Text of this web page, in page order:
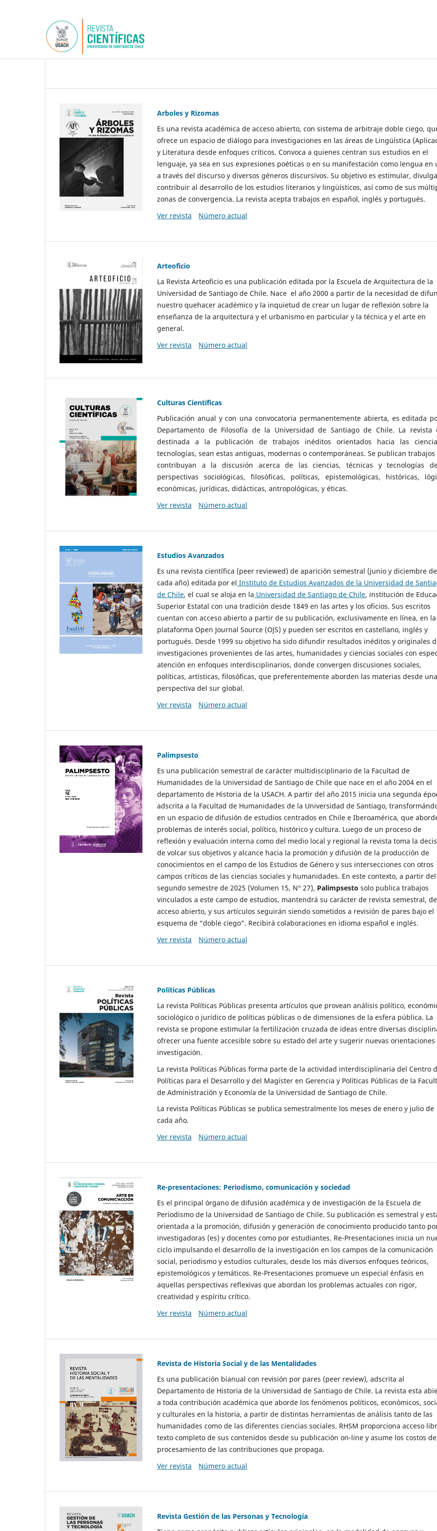
Arboles y Rizomas
Es una revista académica de acceso abierto, con sistema de arbitraje doble ciego,
ofrece un espacio de diálogo para investigaciones en las áreas de Lingüística
y Literatura desde enfoques críticos. Convoca a quienes centran sus estudios en el
lenguaje, ya sea en sus expresiones poéticas o en su manifestación como lengua en
a través del discurso y diversos géneros discursivos. Su objetivo es estimular,
contribuir al desarrollo de los estudios literarios y lingüísticos, así como de sus
zonas de convergencia. La revista acepta trabajos en español, inglés y portugués.
Ver revista
Número actual
Arteoficio
La Revista Arteoficio es una publicación editada por la Escuela de Arquitectura de la
Universidad de Santiago de Chile. Nace el año 2000 a partir de la necesidad de
nuestro quehacer académico y la inquietud de crear un lugar de reflexión sobre la
enseñanza de la arquitectura y el urbanismo en particular y la técnica y el arte en
general.
Ver revista
Número actual
Culturas Científicas
Publicación anual y con una convocatoria permanentemente abierta, es editada
Departamento de Filosofía de la Universidad de Santiago de Chile. La revista
destinada a la publicación de trabajos inéditos orientados hacia las
tecnologías, sean estas antiguas, modernas o contemporáneas. Se publican
contribuyan a la discusión acerca de las ciencias, técnicas y tecnologías
perspectivas sociológicas, filosóficas, políticas, epistemológicas, históricas,
económicas, jurídicas, didácticas, antropológicas, y éticas.
Ver revista
Número actual
Estudios Avanzados
Es una revista científica (peer reviewed) de aparición semestral (junio y diciembre de
cada año) editada por el Instituto de Estudios Avanzados de la Universidad de
de Chile, el cual se aloja en la Universidad de Santiago de Chile, institución de
Superior Estatal con una tradición desde 1849 en las artes y los oficios. Sus escritos
cuentan con acceso abierto a partir de su publicación, exclusivamente en línea, en la
plataforma Open Journal Source (OJS) y pueden ser escritos en castellano, inglés y
portugués. Desde 1999 su objetivo ha sido difundir resultados inéditos y originales
investigaciones provenientes de las artes, humanidades y ciencias sociales con
atención en enfoques interdisciplinarios, donde convergen discusiones sociales,
políticas, artísticas, filosóficas, que preferentemente aborden las materias desde una
perspectiva del sur global.
Ver revista
Número actual
Palimpsesto
Es una publicación semestral de carácter multidisciplinario de la Facultad de
Humanidades de la Universidad de Santiago de Chile que nace en el año 2004 en el
departamento de Historia de la USACH. A partir del año 2015 inicia una segunda
adscrita a la Facultad de Humanidades de la Universidad de Santiago,
en un espacio de difusión de estudios centrados en Chile e Iberoamérica, que
problemas de interés social, político, histórico y cultura. Luego de un proceso de
reflexión y evaluación interna como del medio local y regional la revista toma la
de volcar sus objetivos y alcance hacia la promoción y difusión de la producción de
conocimientos en el campo de los Estudios de Género y sus intersecciones con otros
campos críticos de las ciencias sociales y humanidades. En este contexto, a partir del
segundo semestre de 2025 (Volumen 15, N° 27), Palimpsesto solo publica trabajos
vinculados a este campo de estudios, mantendrá su carácter de revista semestral, de
acceso abierto, y sus artículos seguirán siendo sometidos a revisión de pares bajo el
esquema de “doble ciego”. Recibirá colaboraciones en idioma español e inglés.
Ver revista
Número actual
Políticas Públicas
La revista Políticas Públicas presenta artículos que provean análisis político,
sociológico o jurídico de políticas públicas o de dimensiones de la esfera pública. La
revista se propone estimular la fertilización cruzada de ideas entre diversas
ofrecer una fuente accesible sobre su estado del arte y sugerir nuevas orientaciones
investigación.
La revista Políticas Públicas forma parte de la actividad interdisciplinaria del Centro
Políticas para el Desarrollo y del Magíster en Gerencia y Políticas Públicas de la
de Administración y Economía de la Universidad de Santiago de Chile.
La revista Políticas Públicas se publica semestralmente los meses de enero y julio de
cada año.
Ver revista
Número actual
Re-presentaciones: Periodismo, comunicación y sociedad
Es el principal órgano de difusión académica y de investigación de la Escuela de
Periodismo de la Universidad de Santiago de Chile. Su publicación es semestral y
orientada a la promoción, difusión y generación de conocimiento producido tanto
investigadoras (es) y docentes como por estudiantes. Re-Presentaciones inicia un
ciclo impulsando el desarrollo de la investigación en los campos de la comunicación
social, periodismo y estudios culturales, desde los más diversos enfoques teóricos,
epistemológicos y temáticos. Re-Presentaciones promueve un especial énfasis en
aquellas perspectivas reflexivas que abordan los problemas actuales con rigor,
creatividad y espíritu crítico.
Ver revista
Número actual
Revista de Historia Social y de las Mentalidades
Es una publicación bianual con revisión por pares (peer review), adscrita al
Departamento de Historia de la Universidad de Santiago de Chile. La revista esta
a toda contribución académica que aborde los fenómenos políticos, económicos,
y culturales en la historia, a partir de distintas herramientas de análisis tanto de las
humanidades como de las diferentes ciencias sociales. RHSM proporciona acceso
texto completo de sus contenidos desde su publicación on-line y asume los costos de
procesamiento de las contribuciones que propaga.
Ver revista
Número actual
Revista Gestión de las Personas y Tecnología